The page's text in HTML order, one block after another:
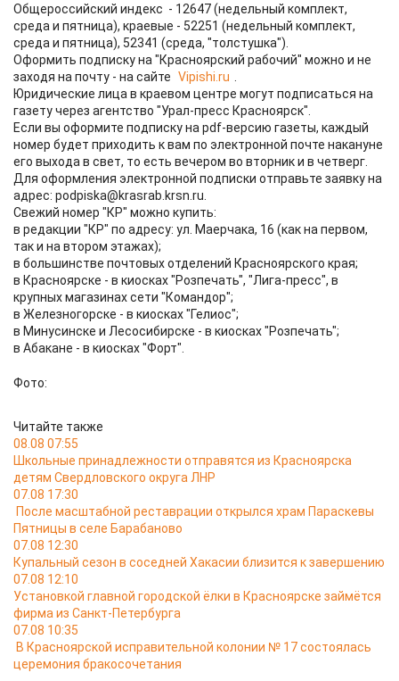
Общероссийский индекс - 12647 (недельный комплект,
среда и пятница), краевые - 52251 (недельный комплект,
среда и пятница), 52341 (среда, "толстушка").
Оформить подписку на "Красноярский рабочий" можно и не
заходя на почту - на сайте Vipishi.ru
Юридические лица в краевом центре могут подписаться на
газету через агентство "Урал-пресс Красноярск".
Если вы оформите подписку на pdf-версию газеты, каждый
номер будет приходить к вам по электронной почте накануне
его выхода в свет, то есть вечером во вторник и в четверг.
Для оформления электронной подписки отправьте заявку на
адрес: podpiska@krasrab.krsn.ru.
Свежий номер "КР" можно купить:
в редакции "КР" по адресу: ул. Маерчака, 16 (как на первом,
так и на втором этажах);
в большинстве почтовых отделений Красноярского края;
в Красноярске - в киосках "Розпечать", "Лига-пресс", в
крупных магазинах сети "Командор";
в Железногорске - в киосках "Гелиос";
в Минусинске и Лесосибирске - в киосках "Розпечать";
в Абакане - в киосках "Форт".
Фото:
Читайте также
08.08 07:55
Школьные принадлежности отправятся из Красноярска
детям Свердловского округа ЛНР
07.08 17:30
После масштабной реставрации открылся храм Параскевы
Пятницы в селе Барабаново
07.08 12:30
Купальный сезон в соседней Хакасии близится к завершению
07.08 12:10
Установкой главной городской ёлки в Красноярске займётся
фирма из Санкт-Петербурга
07.08 10:35
В Красноярской исправительной колонии № 17 состоялась
церемония бракосочетания